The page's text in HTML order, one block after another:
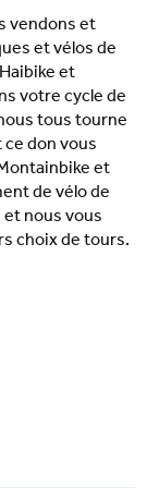
vendons et
et vélos de
et
votre cycle de
tous tourne
don vous
et
de vélo de
nous vous
choix de tours.